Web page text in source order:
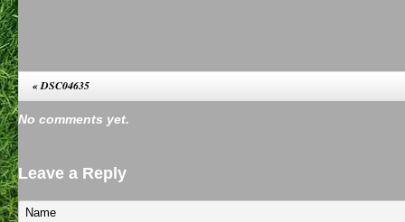
«DSC04635
No comments yet.
Leave a Reply